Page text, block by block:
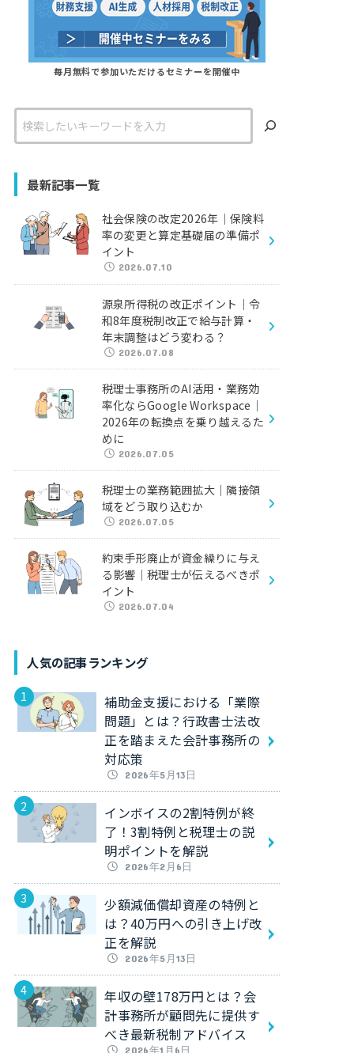
毎月無料で参加いただけるセミナーを開催中
検
索
最新記事一覧
社会保険の改定2026年｜保険料
率の変更と算定基礎届の準備ポ
イント
2026.07.10
源泉所得税の改正ポイント｜令
和8年度税制改正で給与計算・
年末調整はどう変わる？
2026.07.08
税理士事務所のAI活用・業務効
率化ならGoogle Workspace｜
2026年の転換点を乗り越えるた
めに
2026.07.05
税理士の業務範囲拡大｜隣接領
域をどう取り込むか
2026.07.05
約束手形廃止が資金繰りに与え
る影響｜税理士が伝えるべきポ
イント
2026.07.04
人気の記事ランキング
補助金支援における「業際
問題」とは？行政書士法改
正を踏まえた会計事務所の
対応策
2026年5月13日
インボイスの2割特例が終
了！3割特例と税理士の説
明ポイントを解説
2026年2月6日
少額減価償却資産の特例と
は？40万円への引き上げ改
正を解説
2026年5月13日
年収の壁178万円とは？会
計事務所が顧問先に提供す
べき最新税制アドバイス
2026年1月6日